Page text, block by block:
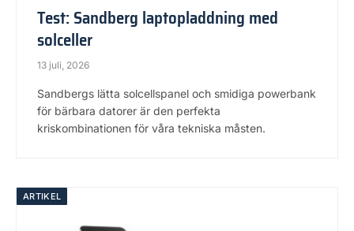
Test: Sandberg laptopladdning med
solceller
13 juli, 2026
Sandbergs lätta solcellspanel och smidiga powerbank
för bärbara datorer är den perfekta
kriskombinationen för våra tekniska måsten.
ARTIKEL